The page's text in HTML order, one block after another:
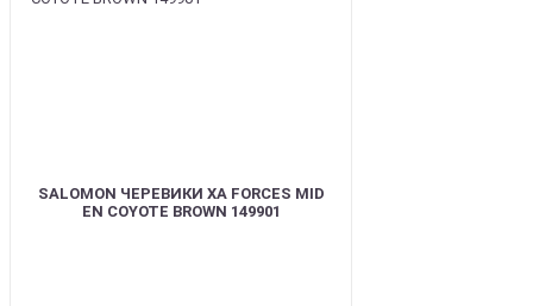
SALOMON ЧЕРЕВИКИ XA FORCES MID
EN COYOTE BROWN 149901